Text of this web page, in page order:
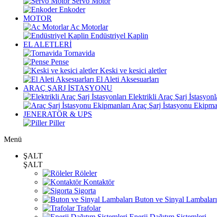
Enkoder
MOTOR
Ac Motorlar
Endüstriyel Kaplin
EL ALETLERİ
Tornavida
Pense
Keski ve kesici aletler
El Aleti Aksesuarları
ARAÇ ŞARJ İSTASYONU
Elektrikli Araç Şarj
Araç Şarj İstasyonu
JENERATÖR & UPS
Piller
Menü
ŞALT
ŞALT
Röleler
Kontaktör
Sigorta
Buton ve Sinyal Lambaları
Trafolar